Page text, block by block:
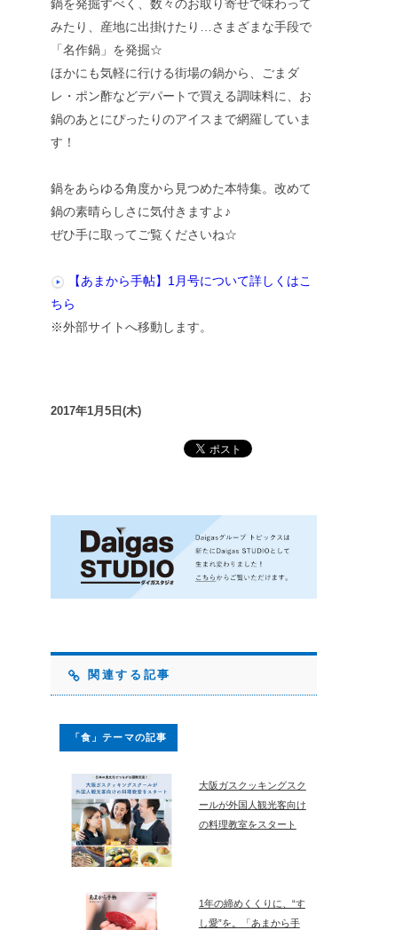
鍋を発掘すべく、数々のお取り寄せで味わって
みたり、産地に出掛けたり…さまざまな手段で
「名作鍋」を発掘☆
ほかにも気軽に行ける街場の鍋から、ごまダ
レ・ポン酢などデパートで買える調味料に、お
鍋のあとにぴったりのアイスまで網羅していま
す！
鍋をあらゆる角度から見つめた本特集。改めて
鍋の素晴らしさに気付きますよ♪
ぜひ手に取ってご覧くださいね☆
【あまから手帖】1月号について詳しくはこ
ちら
※外部サイトへ移動します。
2017年1月5日(木)
関連する記事
「食」テーマの記事
大阪ガスクッキングスク
ールが外国人観光客向け
の料理教室をスタート
1年の締めくくりに、“す
し愛”を。「あまから手